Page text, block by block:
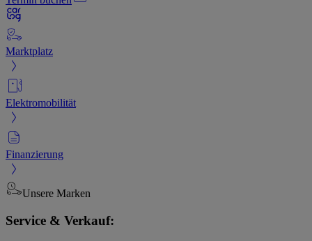
Marktplatz
Elektromobilität
Finanzierung
Unsere Marken
Service & Verkauf: